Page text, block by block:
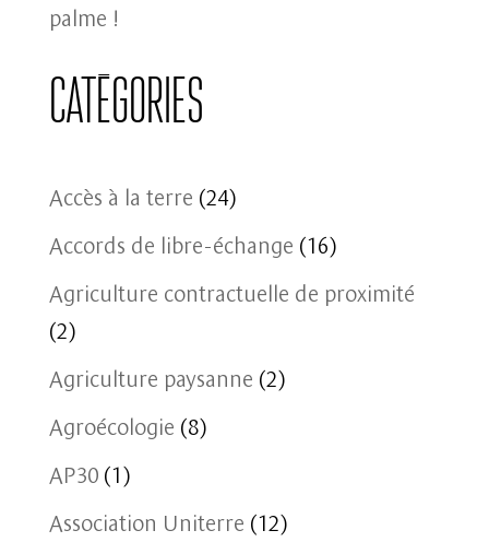
palme !
Catégories
Accès à la terre (24)
Accords de libre-échange (16)
Agriculture contractuelle de proximité
(2)
Agriculture paysanne (2)
Agroécologie (8)
AP30(1)
Association Uniterre (12)